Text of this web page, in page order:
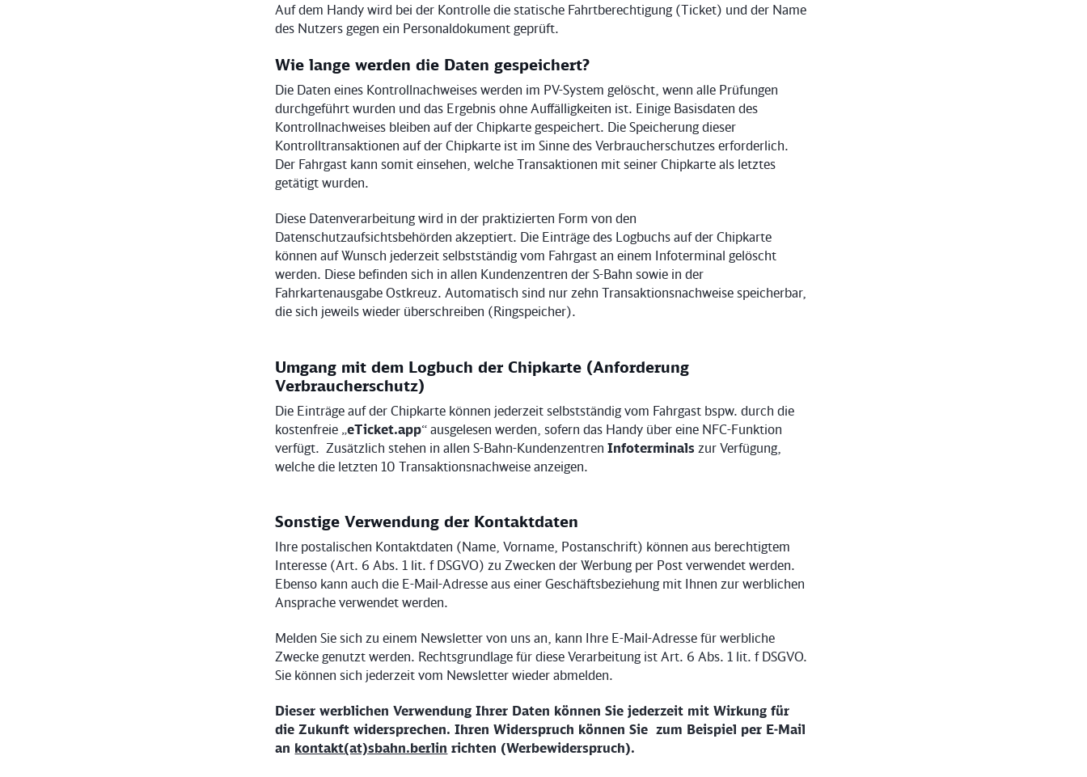
Auf dem Handy wird bei der Kontrolle die statische Fahrtberechtigung (Ticket) und der Name
des Nutzers gegen ein Personaldokument geprüft.
Wie lange werden die Daten gespeichert?
Die Daten eines Kontrollnachweises werden im PV-System gelöscht, wenn alle Prüfungen
durchgeführt wurden und das Ergebnis ohne Auffälligkeiten ist. Einige Basisdaten des
Kontrollnachweises bleiben auf der Chipkarte gespeichert. Die Speicherung dieser
Kontrolltransaktionen auf der Chipkarte ist im Sinne des Verbraucherschutzes erforderlich.
Der Fahrgast kann somit einsehen, welche Transaktionen mit seiner Chipkarte als letztes
getätigt wurden.
Diese Datenverarbeitung wird in der praktizierten Form von den
Datenschutzaufsichtsbehörden akzeptiert. Die Einträge des Logbuchs auf der Chipkarte
können auf Wunsch jederzeit selbstständig vom Fahrgast an einem Infoterminal gelöscht
werden. Diese befinden sich in allen Kundenzentren der S-Bahn sowie in der
Fahrkartenausgabe Ostkreuz. Automatisch sind nur zehn Transaktionsnachweise speicherbar,
die sich jeweils wieder überschreiben (Ringspeicher).
Umgang mit dem Logbuch der Chipkarte (Anforderung
Verbraucherschutz)
Die Einträge auf der Chipkarte können jederzeit selbstständig vom Fahrgast bspw. durch die
kostenfreie „eTicket.app“ ausgelesen werden, sofern das Handy über eine NFC-Funktion
verfügt. Zusätzlich stehen in allen S-Bahn-KundenzentrenInfoterminals zur Verfügung,
welche die letzten 10 Transaktionsnachweise anzeigen.
Sonstige Verwendung der Kontaktdaten
Ihre postalischen Kontaktdaten (Name, Vorname, Postanschrift) können aus berechtigtem
Interesse (Art. 6 Abs. 1 lit. f DSGVO) zu Zwecken der Werbung per Post verwendet werden.
Ebenso kann auch die E-Mail-Adresse aus einer Geschäftsbeziehung mit Ihnen zur werblichen
Ansprache verwendet werden.
Melden Sie sich zu einem Newsletter von uns an, kann Ihre E-Mail-Adresse für werbliche
Zwecke genutzt werden. Rechtsgrundlage für diese Verarbeitung ist Art. 6 Abs. 1 lit. f DSGVO.
Sie können sich jederzeit vom Newsletter wieder abmelden.
Dieser werblichen Verwendung Ihrer Daten können Sie jederzeit mit Wirkung für
die Zukunft widersprechen. Ihren Widerspruch können Sie zum Beispiel per E-Mail
an kontakt(at)sbahn.berlin richten (Werbewiderspruch).